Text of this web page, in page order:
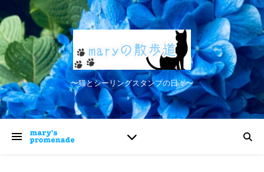
〜猫とシーリングスタンプの日々〜